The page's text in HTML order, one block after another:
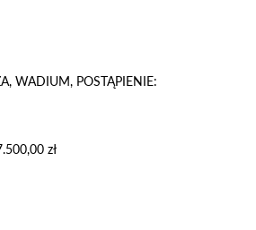
WADIUM, POSTĄPIENIE:
zł